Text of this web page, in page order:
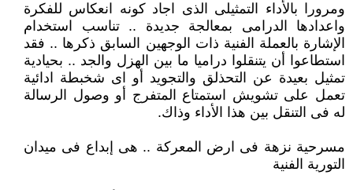
ومرورا بالأداء التمثيلى الذى اجاد كونه انعكاس للفكرة
واعدادها الدرامى بمعالجة جديدة .. تناسب استخدام
الإشارة بالعملة الفنية ذات الوجهين السابق ذكرها .. فقد
استطاعوا أن يتنقلوا دراميا ما بين الهزل والجد .. بحيادية
تمثيل بعيدة عن التحذلق والتجويد أو اى شخبطة ادائية
تعمل على تشويش استمتاع المتفرج أو وصول الرسالة
له فى التنقل بين هذا الأداء وذاك.
مسرحية نزهة فى ارض المعركة .. هى إبداع فى ميدان
التورية الفنية